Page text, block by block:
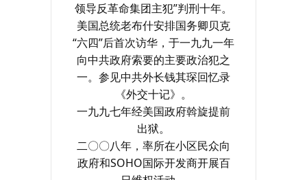
领导反革命集团主犯”判刑十年。
美国总统老布什安排国务卿贝克
“六四”后首次访华，于一九九一年
向中共政府索要的主要政治犯之
一。参见中共外长钱其琛回忆录
《外交十记》。
一九九七年经美国政府斡旋提前
出狱。
二〇〇八年，率所在小区民众向
政府和SOHO国际开发商开展百